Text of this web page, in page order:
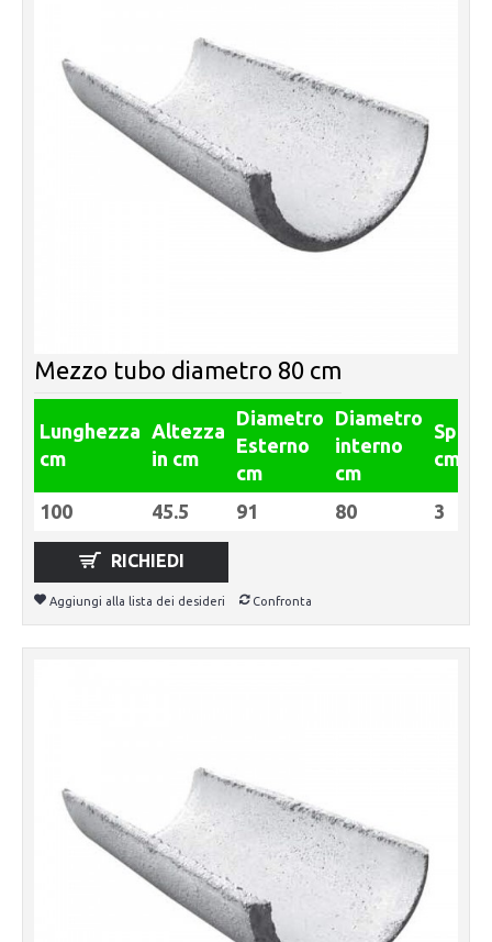
Mezzo tubo diametro 80 cm
Lunghezza
cm
Altezza
in cm
Diametro
Esterno
cm
Diametro
interno
cm
cm
100 45.5 91 80 3
RICHIEDI
Aggiungi alla lista dei desideri Confronta